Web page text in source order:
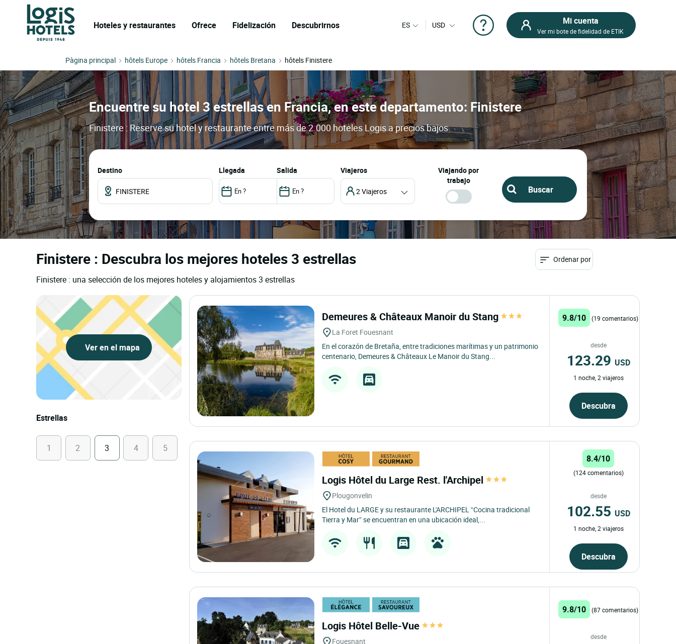
Hoteles y restaurantes Ofrece Fidelización Descubrirnos ES USD Mi cuenta
Ver mi bote de fidelidad de ETIK
Pàgina principal hôtels Europe hôtels Francia hôtels Bretana hôtels Finistere
Encuentre su hotel 3 estrellas en Francia, en este departamento: Finistere
Finistere : Reserve su hotel y restaurante entre más de 2.000 hoteles Logis a precios bajos
Destino llegada salida Viajeros
2 Viajeros
Viajando por
trabajo
Finistere : Descubra los mejores hoteles 3 estrellas
Finistere : una selección de los mejores hoteles y alojamientos 3 estrellas
Ordenar por
Ver en el mapa
Estrellas
1 2 3 4 5
Demeures & Châteaux Manoir du Stang
La Foret Fouesnant
En el corazón de Bretaña, entre tradiciones marítimas y un patrimonio
centenario, Demeures & Châteaux Le Manoir du Stang...
9.8/10 (19 comentarios)
desde
123.29 USD
1 noche, 2 viajeros
Descubra
Logis Hôtel du Large Rest. l'Archipel
Plougonvelin
El Hotel du LARGE y su restaurante L'ARCHIPEL “Cocina tradicional
Tierra y Mar” se encuentran en una ubicación ideal,...
8.4/10
(124 comentarios)
desde
102.55 USD
1 noche, 2 viajeros
Descubra
Logis Hôtel Belle-Vue
Fouesnant
9.8/10 (87 comentarios)
desde